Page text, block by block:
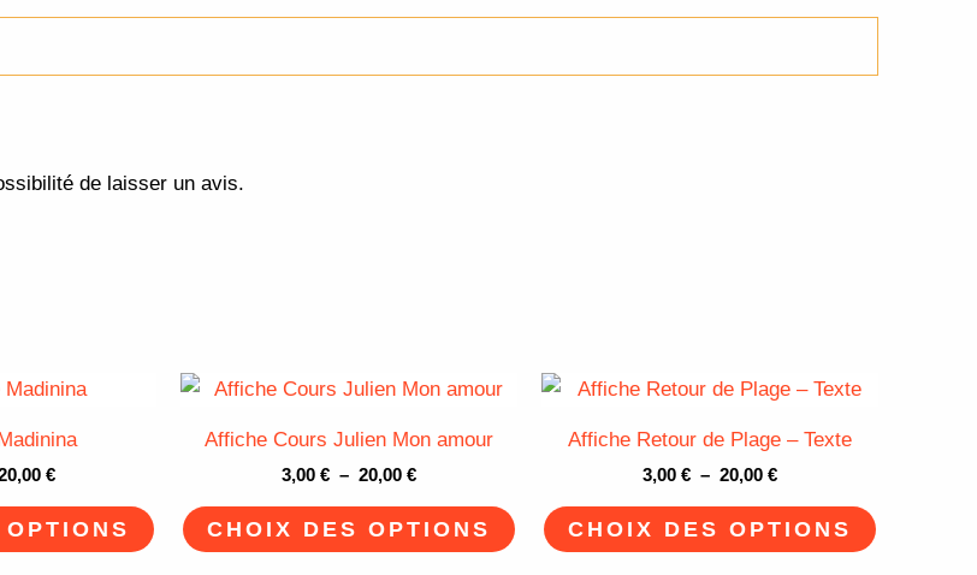
de laisser un avis.
€
Plage
3,00 €
à
variations.
Affiche Cours Julien Mon amour
3,00 € – 20,00 €
Plage
3,00 €
à
CHOIX DES OPTIONS
variations.
Affiche Retour de Plage – Texte
3,00 € – 20,00 €
Plage
de
prix :
3,00 €
à
CHOIX DES OPTIONS
variations.